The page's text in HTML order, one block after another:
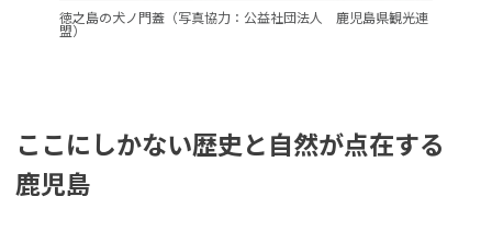
徳之島の犬ノ門蓋（写真協力：公益社団法人 鹿児島県観光連
盟）
ここにしかない歴史と自然が点在する
鹿児島